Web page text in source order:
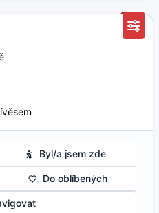
Byl/a jsem zde
Do oblíbených